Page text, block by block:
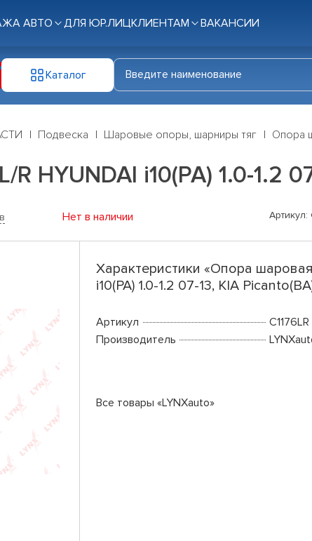
АВТО ДЛЯ ЮР.ЛИЦКЛИЕНТАМ ВАКАНСИИ
Каталог
Подвеска Шаровые опоры, шарниры тяг Опора
HYUNDAI i10(PA) 1.0-1.2
Нет в наличии Артикул:
Характеристики «Опора
i10(PA) 1.0-1.2 07-13, KIA
Артикул
C1176LR
Производитель
Все товары «LYNXauto»